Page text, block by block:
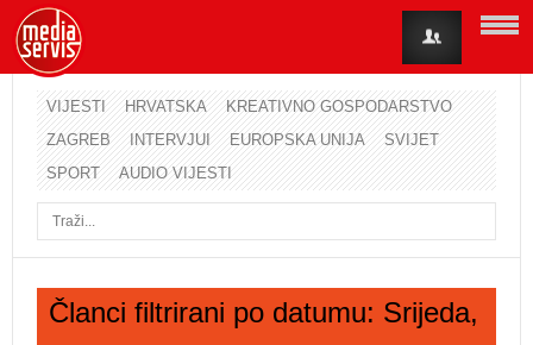
VIJESTI HRVATSKA
KREATIVNO GOSPODARSTVO
ZAGREB
INTERVJUI EUROPSKA UNIJA
SVIJET
SPORT
AUDIO VIJESTI
Članci filtrirani po datumu: Srijeda,
Korisničko ime
Lozinka